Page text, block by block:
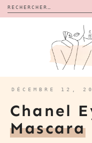
Rechercher :
CALENDRIERS DE
BON PLAN
À PROPOS
CONTACT
DÉCEMBRE 12,
Chanel
Mascara